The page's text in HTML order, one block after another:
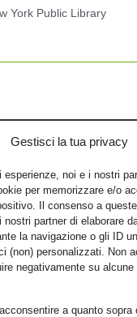
Gestisci la tua privacy
esperienze, noi e i nostri
per memorizzare e/o
Il consenso a
partner di elaborare
la navigazione o gli ID
(non) personalizzati. Non
negativamente su
a quanto sopra
York Public Library